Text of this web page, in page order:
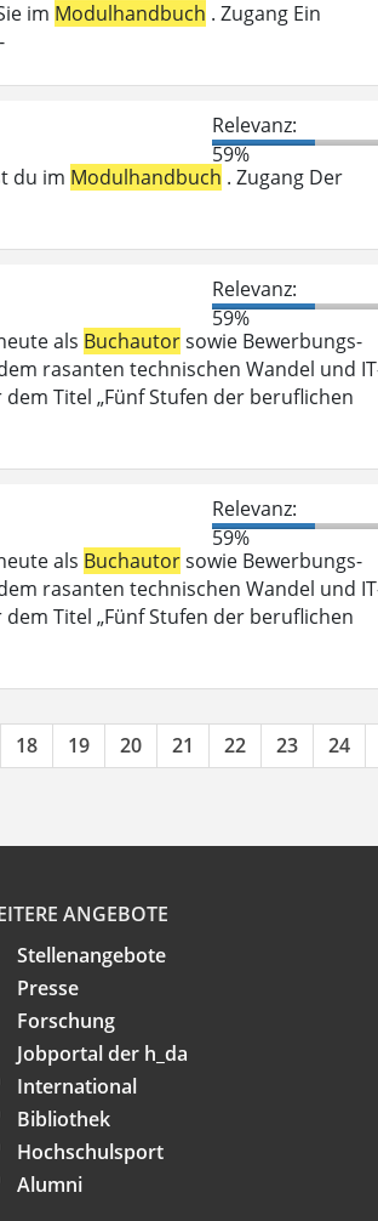
im Modulhandbuch . Zugang Ein
Relevanz:
59%
du im Modulhandbuch . Zugang Der
Relevanz:
59%
als Buchautorsowie Bewerbungs-
rasanten technischen Wandel und
Titel „Fünf Stufen der beruflichen
Relevanz:
59%
als Buchautorsowie Bewerbungs-
rasanten technischen Wandel und
Titel „Fünf Stufen der beruflichen
18 19 20 21 22 23 24
ANGEBOTE
Stellenangebote
Presse
Forschung
Jobportal der h_da
International
Bibliothek
Hochschulsport
Alumni